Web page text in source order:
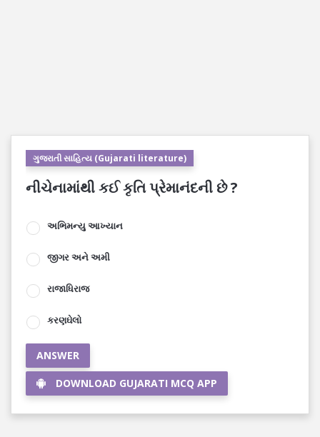
ગુજરાતી સાહિત્ય (Gujarati literature)
નીચેનામાંથી કઈ કૃતિ પ્રેમાનંદની છે ?
અભિમન્યુ આખ્યાન
જીગર અને અમી
રાજાધિરાજ
કરણઘેલો
ANSWER
DOWNLOAD GUJARATI MCQ APP